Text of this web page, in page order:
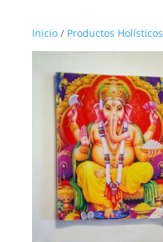
Inicio/ Productos Holísticos